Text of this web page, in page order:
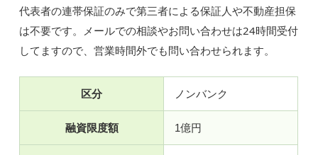
代表者の連帯保証のみで第三者による保証人や不動産担保
は不要です。メールでの相談やお問い合わせは24時間受付
してますので、営業時間外でも問い合わせられます。
区分 ノンバンク
融資限度額 1億円